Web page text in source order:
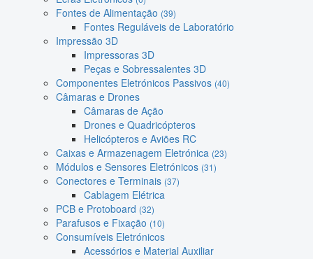
Fontes de Alimentação (39)
Fontes Reguláveis de Laboratório
Impressão 3D
Impressoras 3D
Peças e Sobressalentes 3D
Componentes Eletrónicos Passivos (40)
Câmaras e Drones
Câmaras de Ação
Drones e Quadricópteros
Helicópteros e Aviões RC
Caixas e Armazenagem Eletrónica (23)
Módulos e Sensores Eletrónicos (31)
Conectores e Terminais (37)
Cablagem Elétrica
PCB e Protoboard (32)
Parafusos e Fixação (10)
Consumíveis Eletrónicos
Acessórios e Material Auxiliar